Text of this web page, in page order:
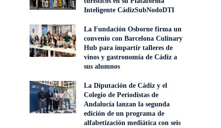
Inteligente CádizSubNodoDTI
La Fundación Osborne firma un
convenio con Barcelona Culinary
Hub para impartir talleres de
vinos y gastronomía de Cádiz a
sus alumnos
La Diputación de Cádiz y el
Colegio de Periodistas de
Andalucía lanzan la segunda
edición de un programa de
alfabetización mediática con seis